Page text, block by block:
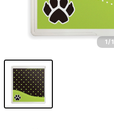
1/1